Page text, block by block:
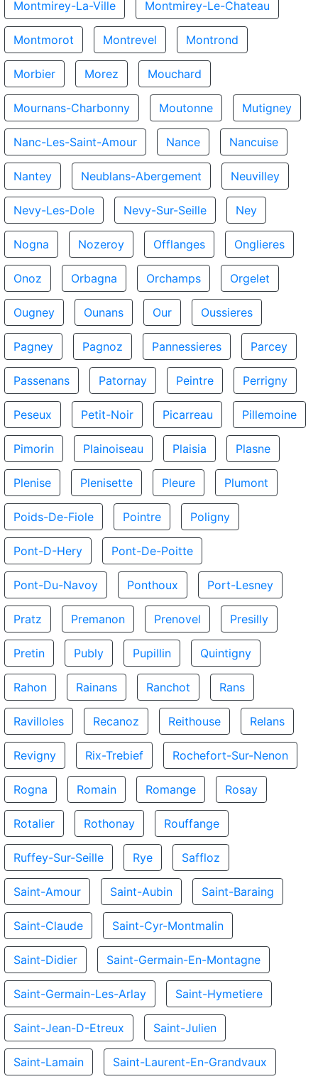
Montmirey-La-Ville Montmirey-Le-Chateau
Montmorot Montrevel Montrond
Morbier Morez Mouchard
Mournans-Charbonny Moutonne Mutigney
Nanc-Les-Saint-Amour Nance Nancuise
Nantey Neublans-Abergement Neuvilley
Nevy-Les-Dole Nevy-Sur-Seille Ney
Nogna Nozeroy Offlanges Onglieres
Onoz Orbagna Orchamps Orgelet
Ougney Ounans Our Oussieres
Pagney Pagnoz Pannessieres Parcey
Passenans Patornay Peintre Perrigny
Peseux Petit-Noir Picarreau Pillemoine
Pimorin Plainoiseau Plaisia Plasne
Plenise Plenisette Pleure Plumont
Poids-De-Fiole Pointre Poligny
Pont-D-Hery Pont-De-Poitte
Pont-Du-Navoy Ponthoux Port-Lesney
Pratz Premanon Prenovel Presilly
Pretin Publy Pupillin Quintigny
Rahon Rainans Ranchot Rans
Ravilloles Recanoz Reithouse Relans
Revigny Rix-Trebief Rochefort-Sur-Nenon
Rogna Romain Romange Rosay
Rotalier Rothonay Rouffange
Ruffey-Sur-Seille Rye Saffloz
Saint-Amour Saint-Aubin Saint-Baraing
Saint-Claude Saint-Cyr-Montmalin
Saint-Didier Saint-Germain-En-Montagne
Saint-Germain-Les-Arlay Saint-Hymetiere
Saint-Jean-D-Etreux Saint-Julien
Saint-Lamain Saint-Laurent-En-Grandvaux